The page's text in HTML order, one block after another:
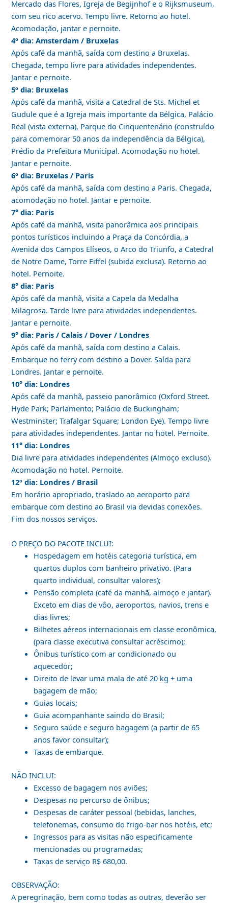
Mercado das Flores, Igreja de Begijnhof e o Rijksmuseum,
com seu rico acervo. Tempo livre. Retorno ao hotel.
Acomodação, jantar e pernoite.
4º dia: Amsterdam / Bruxelas
Após café da manhã, saída com destino a Bruxelas.
Chegada, tempo livre para atividades independentes.
Jantar e pernoite.
5º dia: Bruxelas
Após café da manhã, visita a Catedral de Sts. Michel et
Gudule que é a Igreja mais importante da Bélgica, Palácio
Real (vista externa), Parque do Cinquentenário (construído
para comemorar 50 anos da independência da Bélgica),
Prédio da Prefeitura Municipal. Acomodação no hotel.
Jantar e pernoite.
6º dia: Bruxelas / Paris
Após café da manhã, saída com destino a Paris. Chegada,
acomodação no hotel. Jantar e pernoite.
7° dia: Paris
Após café da manhã, visita panorâmica aos principais
pontos turísticos incluindo a Praça da Concórdia, a
Avenida dos Campos Elíseos, o Arco do Triunfo, a Catedral
de Notre Dame, Torre Eiffel (subida exclusa). Retorno ao
hotel. Pernoite.
8° dia: Paris
Após café da manhã, visita a Capela da Medalha
Milagrosa. Tarde livre para atividades independentes.
Jantar e pernoite.
9° dia: Paris / Calais / Dover / Londres
Após café da manhã, saída com destino a Calais.
Embarque no ferry com destino a Dover. Saída para
Londres. Jantar e pernoite.
10° dia: Londres
Após café da manhã, passeio panorâmico (Oxford Street.
Hyde Park; Parlamento; Palácio de Buckingham;
Westminster; Trafalgar Square; London Eye). Tempo livre
para atividades independentes. Jantar no hotel. Pernoite.
11° dia: Londres
Dia livre para atividades independentes (Almoço excluso).
Acomodação no hotel. Pernoite.
12º dia: Londres / Brasil
Em horário apropriado, traslado ao aeroporto para
embarque com destino ao Brasil via devidas conexões.
Fim dos nossos serviços.
O PREÇO DO PACOTE INCLUI:
Hospedagem em hotéis categoria turística, em
quartos duplos com banheiro privativo. (Para
quarto individual, consultar valores);
Pensão completa (café da manhã, almoço e jantar).
Exceto em dias de vôo, aeroportos, navios, trens e
dias livres;
Bilhetes aéreos internacionais em classe econômica,
(para classe executiva consultar acréscimo);
Ônibus turístico com ar condicionado ou
aquecedor;
Direito de levar uma mala de até 20 kg + uma
bagagem de mão;
Guias locais;
Guia acompanhante saindo do Brasil;
Seguro saúde e seguro bagagem (a partir de 65
anos favor consultar);
Taxas de embarque.
NÃO INCLUI:
Excesso de bagagem nos aviões;
Despesas no percurso de ônibus;
Despesas de caráter pessoal (bebidas, lanches,
telefonemas, consumo do frigo-bar nos hotéis, etc;
Ingressos para as visitas não especificamente
mencionadas ou programadas;
Taxas de serviço R$ 680,00.
OBSERVAÇÃO:
A peregrinação, bem como todas as outras, deverão ser